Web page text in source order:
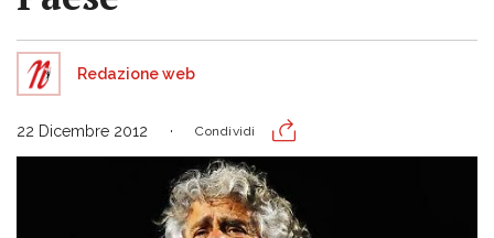
Redazione web
22 Dicembre 2012 Condividi